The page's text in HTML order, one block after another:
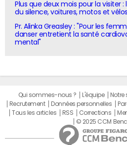
Plus que deux mois pour la visiter :
du silence, voitures, motos et
Pr. Alinka Greasley : "Pour les
danser entretient la santé
mental"
Qui sommes-nous ? L'équipe Notre
Recrutement
Données personnelles
Tous les articles
RSS Corrections
© 2025 CCM